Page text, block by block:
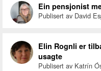
Ein pensjonist
Publisert av David
Elin Rognli er
usagte
Publisert av Katrín